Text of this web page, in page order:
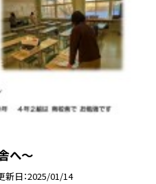
へ～
新日 2025/01/14